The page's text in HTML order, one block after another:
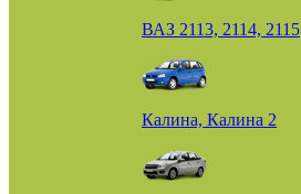
ВАЗ 2113, 2114, 2115
Калина, Калина 2